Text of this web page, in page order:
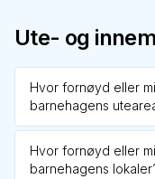
Ute- og
Hvor fornøyd eller
barnehagens
Hvor fornøyd eller
barnehagens